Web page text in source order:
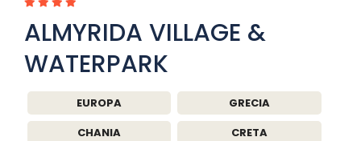
ALMYRIDA VILLAGE &
WATERPARK
EUROPA
GRECIA
CHANIA
CRETA